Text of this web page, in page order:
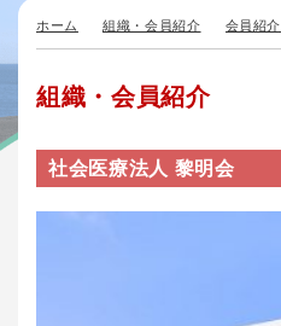
ホーム 組織・会員紹介 会員紹介
組織・会員紹介
社会医療法人 黎明会